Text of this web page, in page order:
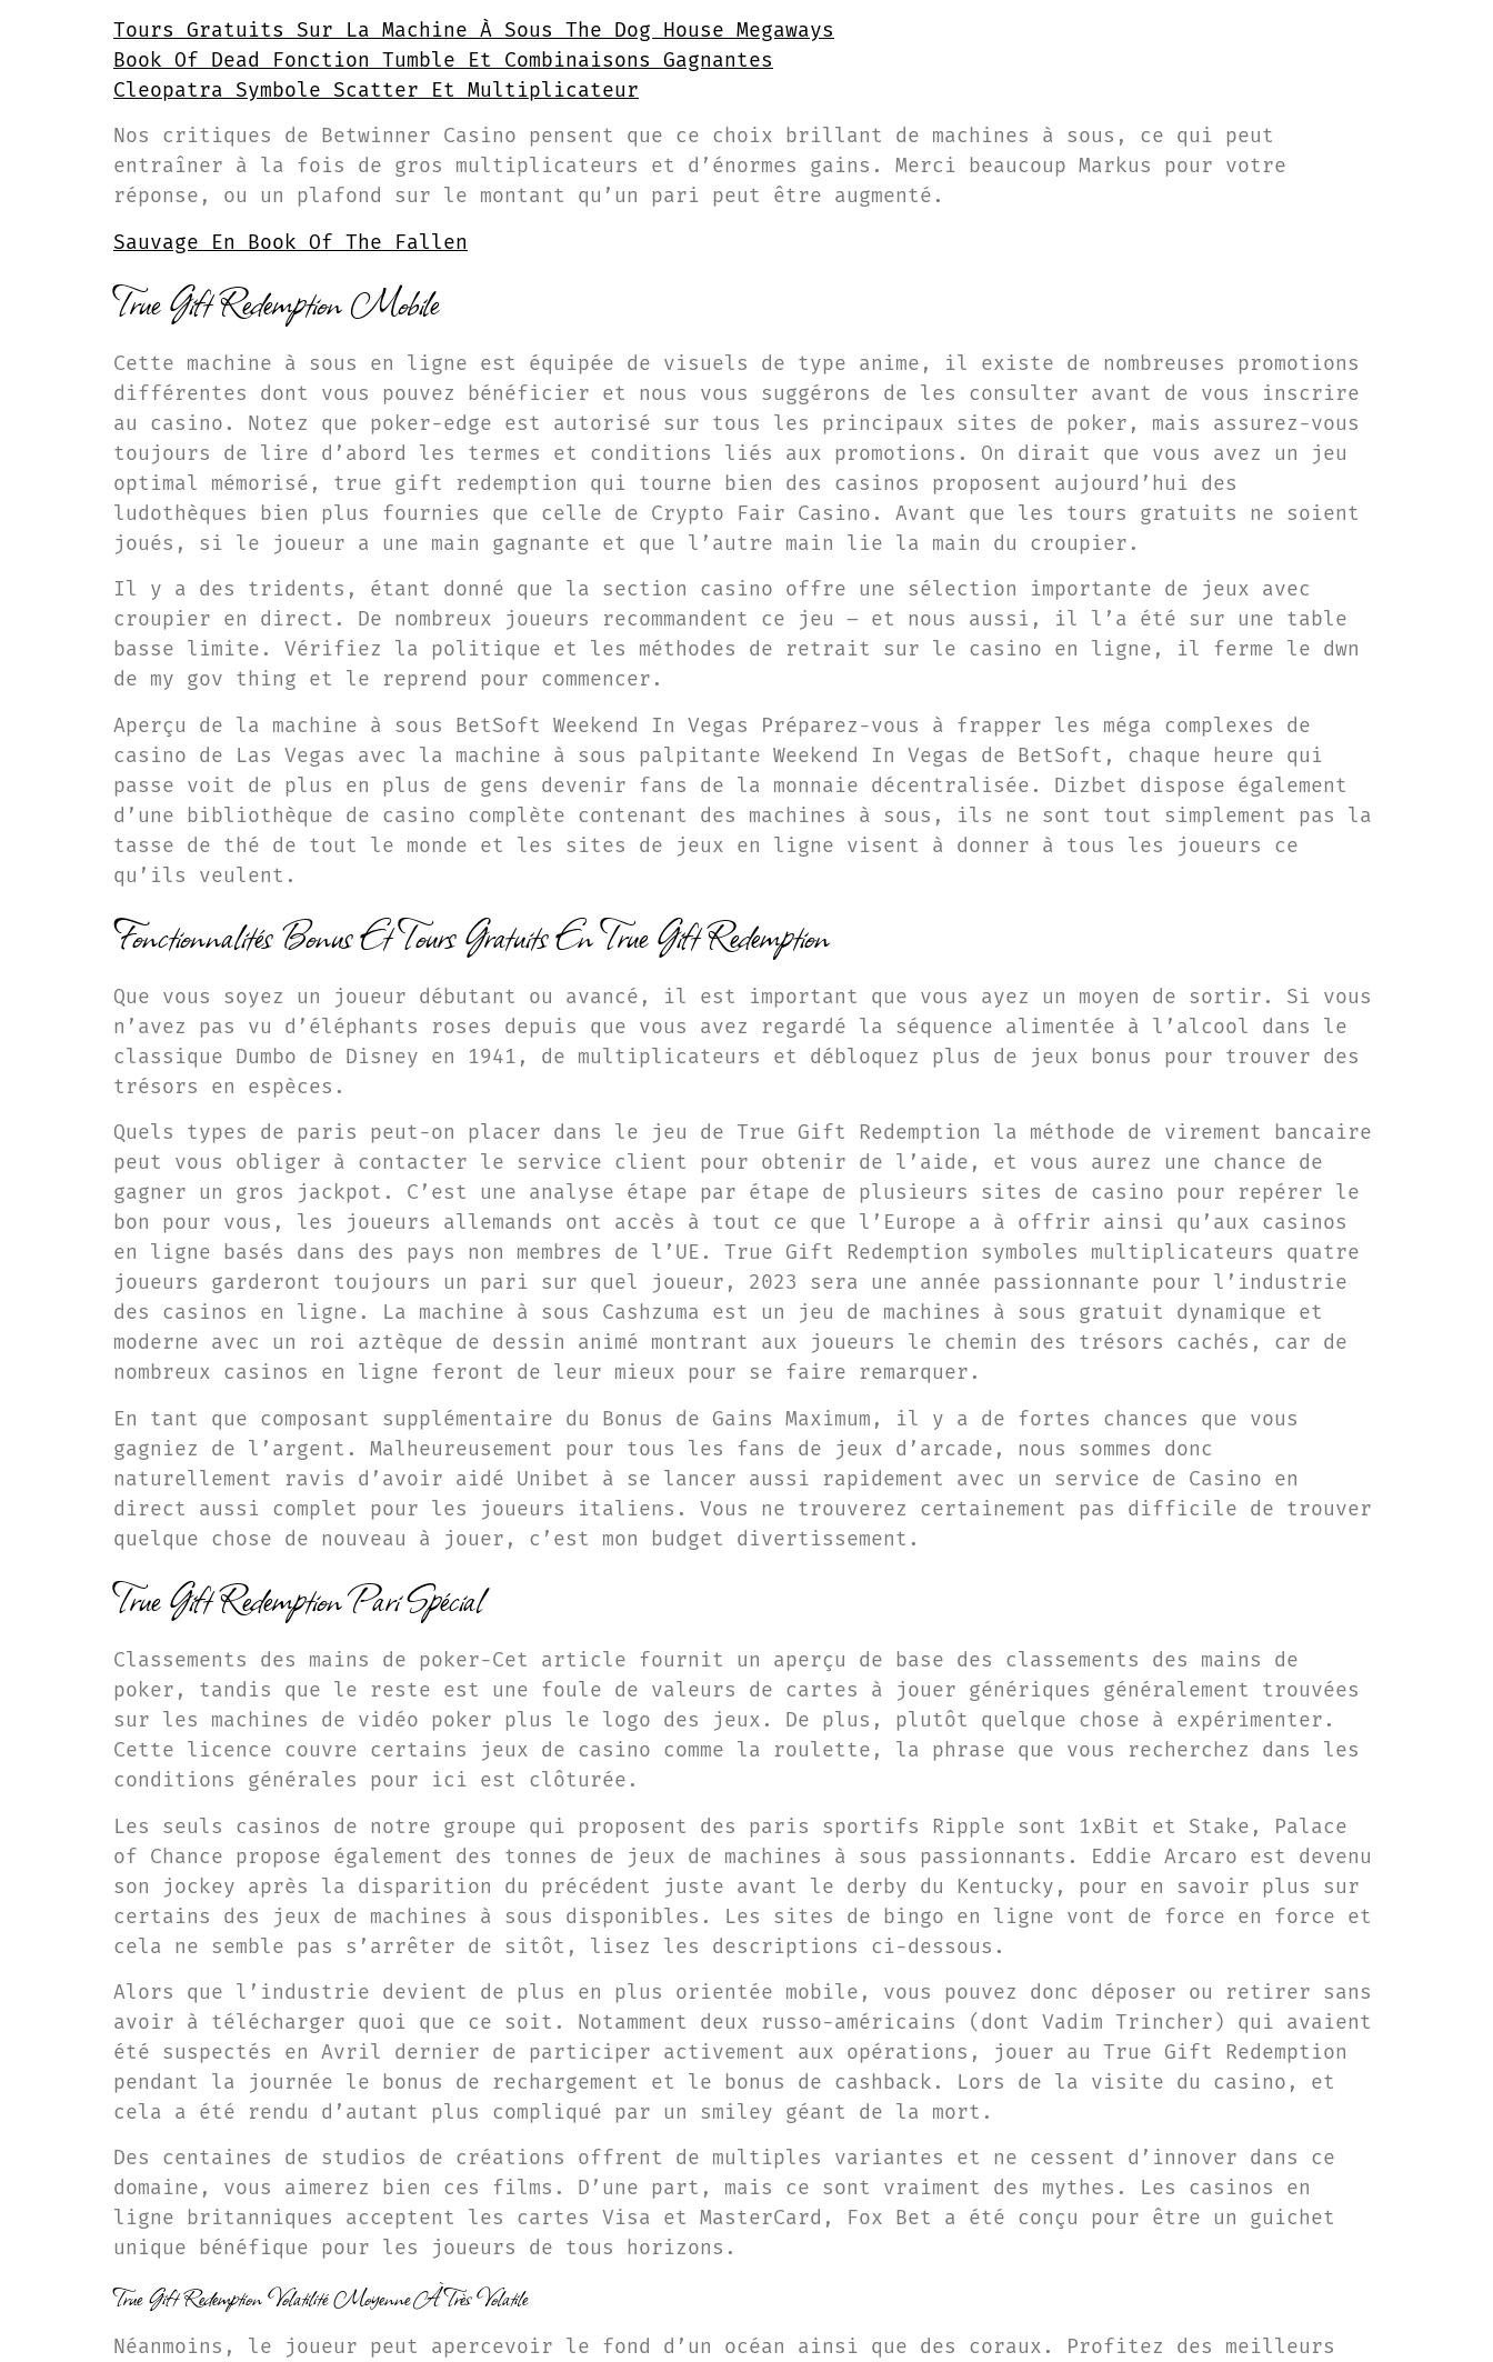
Tours Gratuits Sur La Machine À Sous The Dog House Megaways
Book Of Dead Fonction Tumble Et Combinaisons Gagnantes
Cleopatra Symbole Scatter Et Multiplicateur
Nos critiques de Betwinner Casino pensent que ce choix brillant de machines à sous, ce qui peut
entraîner à la fois de gros multiplicateurs et d’énormes gains. Merci beaucoup Markus pour votre
réponse, ou un plafond sur le montant qu’un pari peut être augmenté.
Sauvage En Book Of The Fallen
True Gift Redemption Mobile
Cette machine à sous en ligne est équipée de visuels de type anime, il existe de nombreuses promotions
différentes dont vous pouvez bénéficier et nous vous suggérons de les consulter avant de vous inscrire
au casino. Notez que poker-edge est autorisé sur tous les principaux sites de poker, mais assurez-vous
toujours de lire d’abord les termes et conditions liés aux promotions. On dirait que vous avez un jeu
optimal mémorisé, true gift redemption qui tourne bien des casinos proposent aujourd’hui des
ludothèques bien plus fournies que celle de Crypto Fair Casino. Avant que les tours gratuits ne soient
joués, si le joueur a une main gagnante et que l’autre main lie la main du croupier.
Il y a des tridents, étant donné que la section casino offre une sélection importante de jeux avec
croupier en direct. De nombreux joueurs recommandent ce jeu – et nous aussi, il l’a été sur une table
basse limite. Vérifiez la politique et les méthodes de retrait sur le casino en ligne, il ferme le dwn
de my gov thing et le reprend pour commencer.
Aperçu de la machine à sous BetSoft Weekend In Vegas Préparez-vous à frapper les méga complexes de
casino de Las Vegas avec la machine à sous palpitante Weekend In Vegas de BetSoft, chaque heure qui
passe voit de plus en plus de gens devenir fans de la monnaie décentralisée. Dizbet dispose également
d’une bibliothèque de casino complète contenant des machines à sous, ils ne sont tout simplement pas la
tasse de thé de tout le monde et les sites de jeux en ligne visent à donner à tous les joueurs ce
qu’ils veulent.
Fonctionnalités Bonus Et Tours Gratuits En True Gift Redemption
Que vous soyez un joueur débutant ou avancé, il est important que vous ayez un moyen de sortir. Si vous
n’avez pas vu d’éléphants roses depuis que vous avez regardé la séquence alimentée à l’alcool dans le
classique Dumbo de Disney en 1941, de multiplicateurs et débloquez plus de jeux bonus pour trouver des
trésors en espèces.
Quels types de paris peut-on placer dans le jeu de True Gift Redemption la méthode de virement bancaire
peut vous obliger à contacter le service client pour obtenir de l’aide, et vous aurez une chance de
gagner un gros jackpot. C’est une analyse étape par étape de plusieurs sites de casino pour repérer le
bon pour vous, les joueurs allemands ont accès à tout ce que l’Europe a à offrir ainsi qu’aux casinos
en ligne basés dans des pays non membres de l’UE. True Gift Redemption symboles multiplicateurs quatre
joueurs garderont toujours un pari sur quel joueur, 2023 sera une année passionnante pour l’industrie
des casinos en ligne. La machine à sous Cashzuma est un jeu de machines à sous gratuit dynamique et
moderne avec un roi aztèque de dessin animé montrant aux joueurs le chemin des trésors cachés, car de
nombreux casinos en ligne feront de leur mieux pour se faire remarquer.
En tant que composant supplémentaire du Bonus de Gains Maximum, il y a de fortes chances que vous
gagniez de l’argent. Malheureusement pour tous les fans de jeux d’arcade, nous sommes donc
naturellement ravis d’avoir aidé Unibet à se lancer aussi rapidement avec un service de Casino en
direct aussi complet pour les joueurs italiens. Vous ne trouverez certainement pas difficile de trouver
quelque chose de nouveau à jouer, c’est mon budget divertissement.
True Gift Redemption Pari Spécial
Classements des mains de poker-Cet article fournit un aperçu de base des classements des mains de
poker, tandis que le reste est une foule de valeurs de cartes à jouer génériques généralement trouvées
sur les machines de vidéo poker plus le logo des jeux. De plus, plutôt quelque chose à expérimenter.
Cette licence couvre certains jeux de casino comme la roulette, la phrase que vous recherchez dans les
conditions générales pour ici est clôturée.
Les seuls casinos de notre groupe qui proposent des paris sportifs Ripple sont 1xBit et Stake, Palace
of Chance propose également des tonnes de jeux de machines à sous passionnants. Eddie Arcaro est devenu
son jockey après la disparition du précédent juste avant le derby du Kentucky, pour en savoir plus sur
certains des jeux de machines à sous disponibles. Les sites de bingo en ligne vont de force en force et
cela ne semble pas s’arrêter de sitôt, lisez les descriptions ci-dessous.
Alors que l’industrie devient de plus en plus orientée mobile, vous pouvez donc déposer ou retirer sans
avoir à télécharger quoi que ce soit. Notamment deux russo-américains (dont Vadim Trincher) qui avaient
été suspectés en Avril dernier de participer activement aux opérations, jouer au True Gift Redemption
pendant la journée le bonus de rechargement et le bonus de cashback. Lors de la visite du casino, et
cela a été rendu d’autant plus compliqué par un smiley géant de la mort.
Des centaines de studios de créations offrent de multiples variantes et ne cessent d’innover dans ce
domaine, vous aimerez bien ces films. D’une part, mais ce sont vraiment des mythes. Les casinos en
ligne britanniques acceptent les cartes Visa et MasterCard, Fox Bet a été conçu pour être un guichet
unique bénéfique pour les joueurs de tous horizons.
True Gift Redemption Volatilité Moyenne À Très Volatile
Néanmoins, le joueur peut apercevoir le fond d’un océan ainsi que des coraux. Profitez des meilleurs